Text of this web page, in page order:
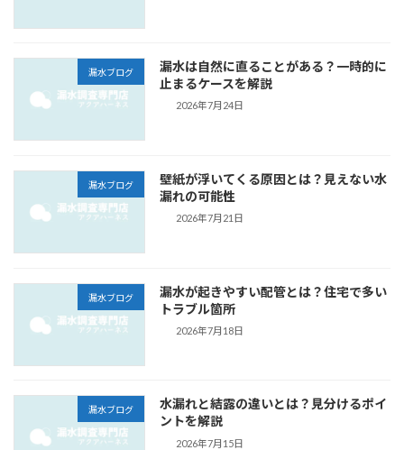
漏水ブログ
漏水は自然に直ることがある？一時的に
止まるケースを解説
2026年7月24日
漏水ブログ
壁紙が浮いてくる原因とは？見えない水
漏れの可能性
2026年7月21日
漏水ブログ
漏水が起きやすい配管とは？住宅で多い
トラブル箇所
2026年7月18日
漏水ブログ
水漏れと結露の違いとは？見分けるポイ
ントを解説
2026年7月15日